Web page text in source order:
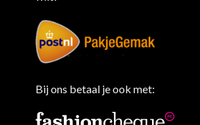
Bij ons betaal je ook met: